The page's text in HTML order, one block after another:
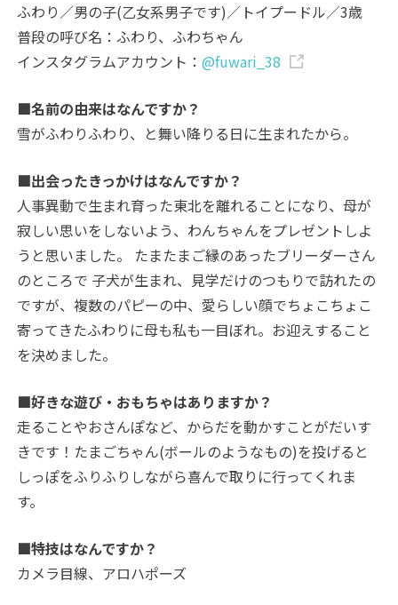
ふわり／男の子(乙女系男子です)／トイプードル／3歳
普段の呼び名：ふわり、ふわちゃん
インスタグラムアカウント：@fuwari_38
■名前の由来はなんですか？
雪がふわりふわり、と舞い降りる日に生まれたから。
■出会ったきっかけはなんですか？
人事異動で生まれ育った東北を離れることになり、母が
寂しい思いをしないよう、わんちゃんをプレゼントしよ
うと思いました。 たまたまご縁のあったブリーダーさん
のところで 子犬が生まれ、見学だけのつもりで訪れたの
ですが、複数のパピーの中、愛らしい顔でちょこちょこ
寄ってきたふわりに母も私も一目ぼれ。お迎えすること
を決めました。
■好きな遊び・おもちゃはありますか？
走ることやおさんぽなど、からだを動かすことがだいす
きです！たまごちゃん(ボールのようなもの)を投げると
しっぽをふりふりしながら喜んで取りに行ってくれま
す。
■特技はなんですか？
カメラ目線、アロハポーズ